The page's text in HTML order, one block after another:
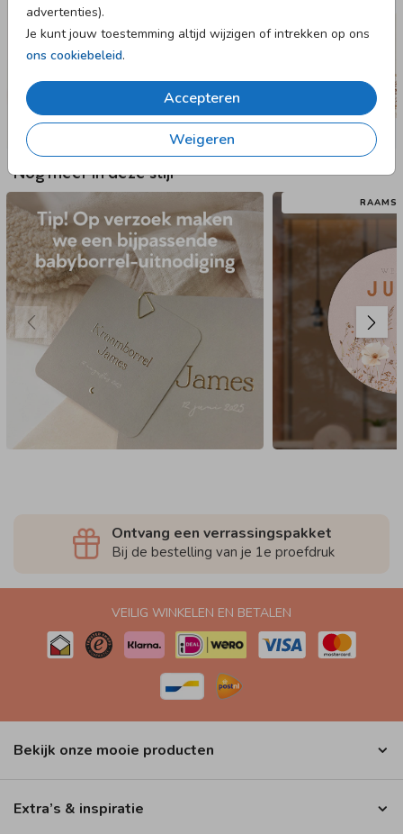
advertenties).
Je kunt jouw toestemming altijd wijzigen of intrekken op ons
ons cookiebeleid.
Accepteren
Weigeren
Nog meer in deze stijl
Ontvang een verrassingspakket
Bij de bestelling van je 1e proefdruk
VEILIG WINKELEN EN BETALEN
Bekijk onze mooie producten
Extra’s & inspiratie